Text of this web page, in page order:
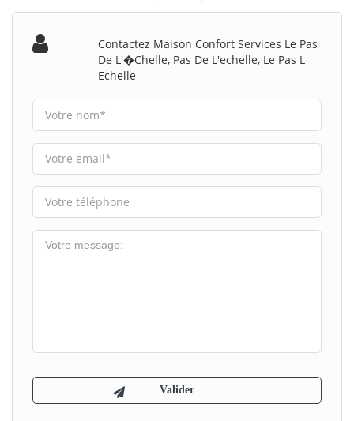
Contactez Maison Confort Services Le Pas
De L'�chelle, Pas De L'echelle, Le Pas L
Echelle